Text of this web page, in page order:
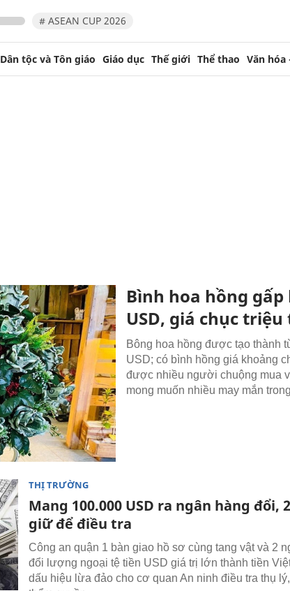
# ASEAN CUP 2026
Dân tộc và Tôn giáo Giáo dục Thế giới Thể thao Văn hóa
Bình hoa hồng gấp
USD, giá chục
Bông hoa hồng được tạo thành
USD; có bình hồng giá khoảng
được nhiều người chuộng mua
mong muốn nhiều may mắn
THỊ TRƯỜNG
Mang 100.000 USD ra ngân hàng
giữ để điều tra
Công an quận 1 bàn giao hồ sơ cùng tang vật và 2
đổi lượng ngoại tệ tiền USD giá trị lớn thành tiền
dấu hiệu lừa đảo cho cơ quan An ninh điều tra thụ